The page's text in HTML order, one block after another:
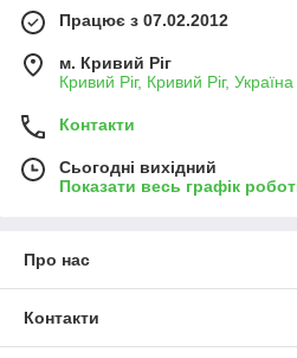
Працює з 07.02.2012
м. Кривий Ріг
Кривий Ріг, Кривий Ріг, Україна
Контакти
Сьогодні вихідний
Показати весь графік
Про нас
Контакти